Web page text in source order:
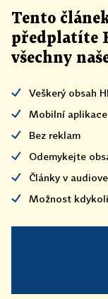
Tento
předplatíte
všechny
Veškerý obsah
Mobilní aplikace
Bez reklam
Odemykejte
Články v
Možnost